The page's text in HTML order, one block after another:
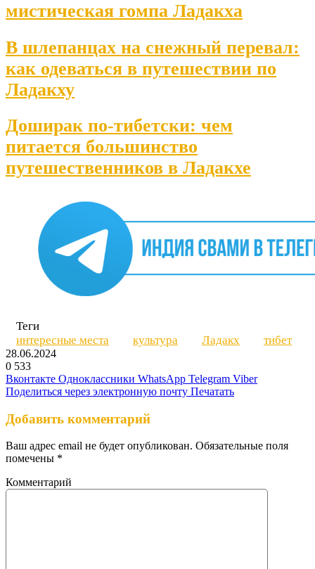
мистическая гомпа Ладакха
В шлепанцах на снежный перевал:
как одеваться в путешествии по
Ладакху
Доширак по-тибетски: чем
питается большинство
путешественников в Ладакхе
Теги
интересные места
культура Ладакх тибет
28.06.2024
0 533
Вконтакте Одноклассники WhatsApp Telegram Viber
Поделиться через электронную почту Печатать
Добавить комментарий
Ваш адрес email не будет опубликован. Обязательные поля
помечены *
Комментарий